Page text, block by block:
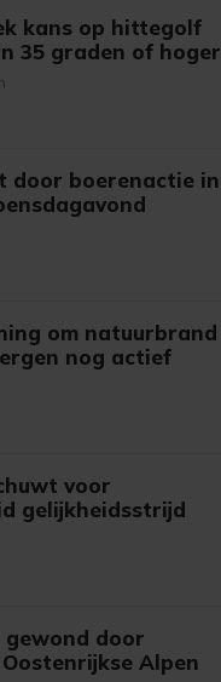
kans op hittegolf
35 graden of hoger
door boerenactie in
om natuurbrand
nog actief
voor
gelijkheidsstrijd
gewond door
Alpen